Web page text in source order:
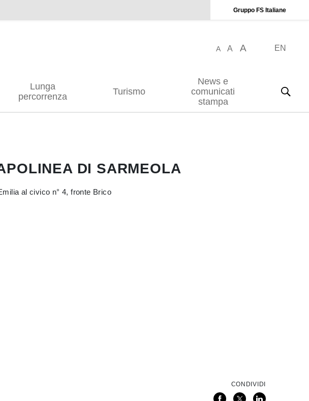
Gruppo FS Italiane
A A A EN
Lunga
percorrenza
Turismo
News e
comunicati
stampa
DI SARMEOLA
al civico n° 4, fronte Brico
CONDIVIDI